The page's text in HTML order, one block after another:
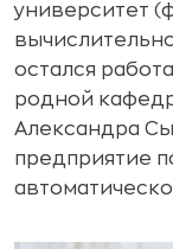
университет
остался
родной
Александра
предприятие